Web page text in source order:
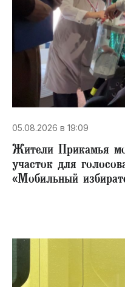
05.08.2026 в 19:09
Жители Прикамья
участок для
«Мобильный